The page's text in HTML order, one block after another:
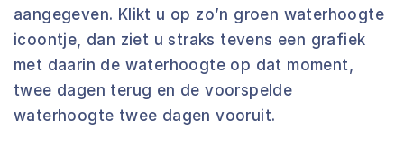
aangegeven. Klikt u op zo’n groen waterhoogte
icoontje, dan ziet u straks tevens een grafiek
met daarin de waterhoogte op dat moment,
twee dagen terug en de voorspelde
waterhoogte twee dagen vooruit.